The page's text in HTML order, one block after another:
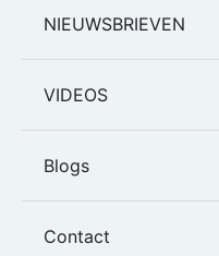
NIEUWSBRIEVEN
VIDEOS
Blogs
Contact